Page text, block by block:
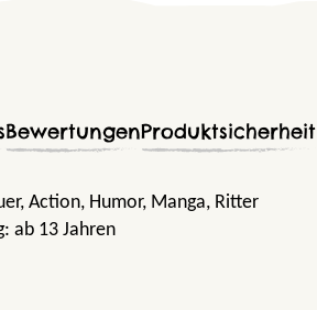
BewertungenProduktsicherheit
, Action, Humor, Manga, Ritter
ab 13 Jahren